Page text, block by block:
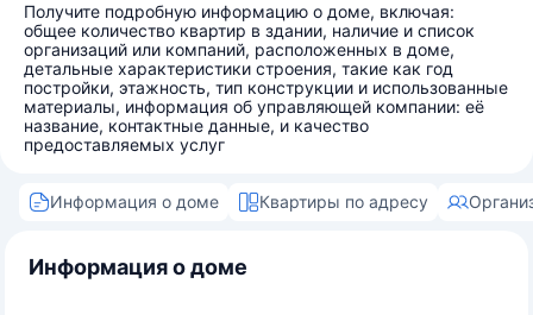
Получите подробную информацию о доме, включая:
общее количество квартир в здании, наличие и список
организаций или компаний, расположенных в доме,
детальные характеристики строения, такие как год
постройки, этажность, тип конструкции и использованные
материалы, информация об управляющей компании: её
название, контактные данные, и качество
предоставляемых услуг
Информация о доме Квартиры по адресу
Информация о доме